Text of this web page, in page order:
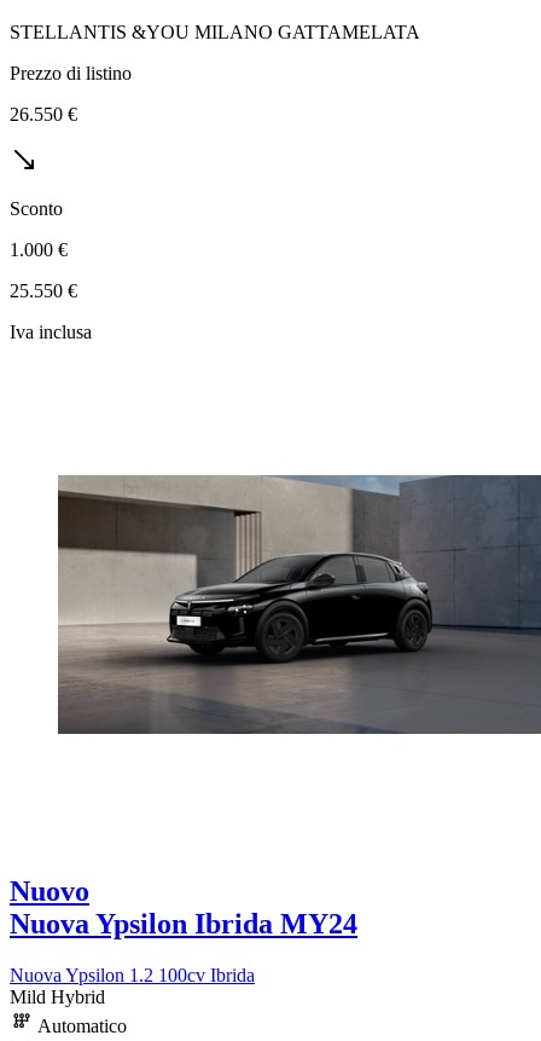
STELLANTIS &YOU MILANO GATTAMELATA
Prezzo di listino
26.550 €
Sconto
1.000 €
25.550 €
Iva inclusa
Nuovo
Nuova Ypsilon Ibrida MY24
Nuova Ypsilon 1.2 100cv Ibrida
Mild Hybrid
Automatico